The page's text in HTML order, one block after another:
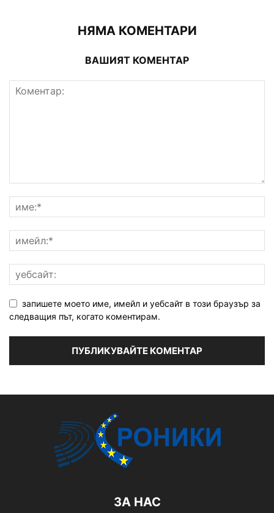
НЯМА КОМЕНТАРИ
ВАШИЯТ КОМЕНТАР
запишете моето име, имейл и уебсайт в този браузър за
следващия път, когато коментирам.
ЗА НАС